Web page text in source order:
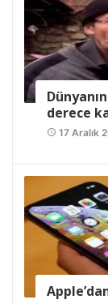
derece
access_time 17 Aralık